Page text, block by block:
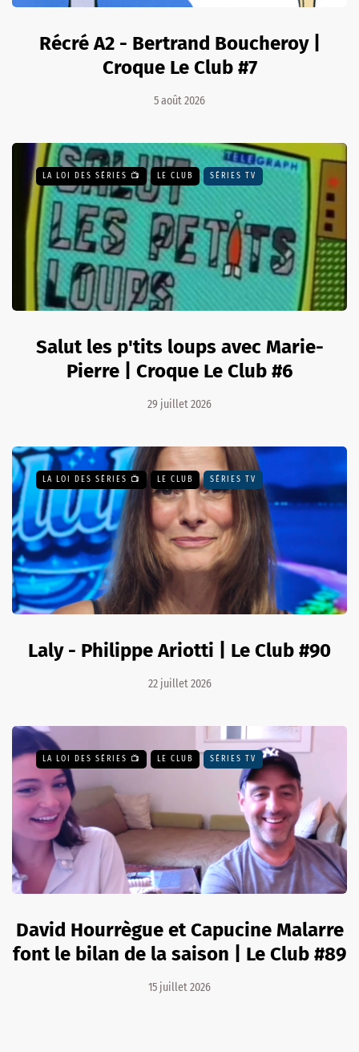
Récré A2 - Bertrand Boucheroy |
Croque Le Club #7
5 août 2026
LA LOI DES SÉRIES 📺 LE CLUB SÉRIES TV
Salut les p'tits loups avec Marie-
Pierre | Croque Le Club #6
29 juillet 2026
LA LOI DES SÉRIES 📺 LE CLUB SÉRIES TV
Laly - Philippe Ariotti | Le Club #90
22 juillet 2026
LA LOI DES SÉRIES 📺 LE CLUB SÉRIES TV
David Hourrègue et Capucine Malarre
font le bilan de la saison | Le Club #89
15 juillet 2026